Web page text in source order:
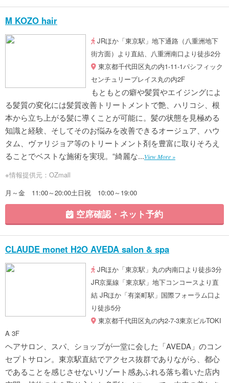
M KOZO hair
JRほか「東京駅」地下通路（八重洲地下
街方面）より直結、八重洲南口より徒歩2分
東京都千代田区丸の内1-11-1パシフィック
センチュリープレイス丸の内2F
もともとの癖や髪質やエイジングによ
る髪質の変化には髪質改善トリートメントで艶、ハリコシ、根
本から立ち上がる髪に導くことが可能に。髪の状態を見極める
知識と経験、そしてそのお悩みを改善できるオージュア、ハウ
タム、ヴァリジョア等のトリートメント剤を豊富に取りそろえ
ることでベストな施術を実現。“綺麗な...View More »
※情報提供元：OZmall
月～金 11:00～20:00土日祝 10:00～19:00
空席確認・ネット予約
CLAUDE monet H2O AVEDA salon & spa
JRほか「東京駅」丸の内南口より徒歩3分
JR京葉線「東京駅」地下コンコースより直
結 JRほか「有楽町駅」国際フォーラム口よ
り徒歩5分
東京都千代田区丸の内2-7-3東京ビルTOKI
A 3F
ヘアサロン、スパ、ショップが一堂に会した「AVEDA」のコン
セプトサロン。東京駅直結でアクセス抜群でありながら、都心
であることを感じさせないリゾート感あふれる落ち着いた店内